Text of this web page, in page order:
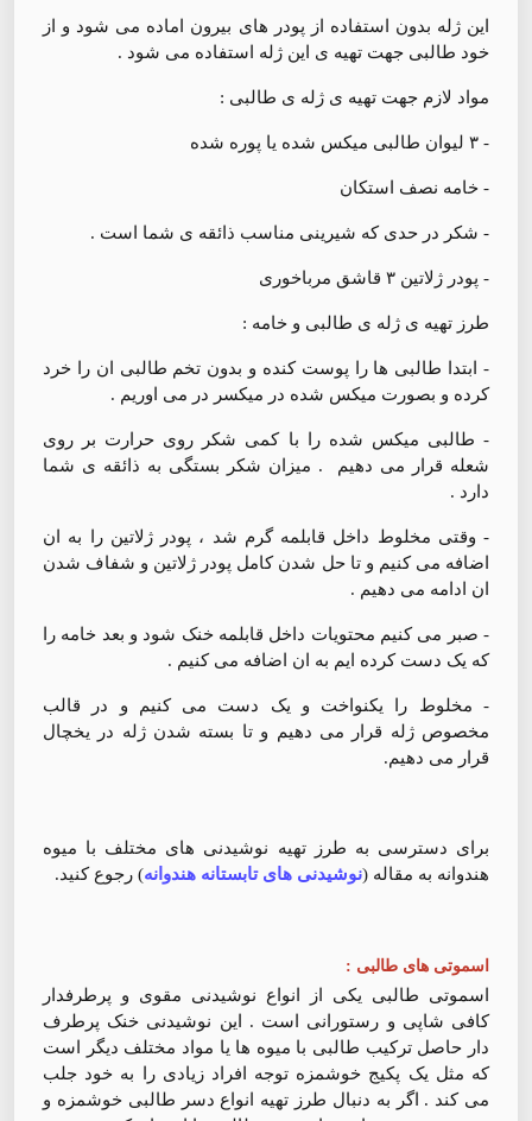
این ژله بدون استفاده از پودر های بیرون اماده می شود و از
خود طالبی جهت تهیه ی این ژله استفاده می شود .
مواد لازم جهت تهیه ی ژله ی طالبی :
- ۳ لیوان طالبی میکس شده یا پوره شده
- خامه نصف استکان
- شکر در حدی که شیرینی مناسب ذائقه ی شما است .
- پودر ژلاتین ۳ قاشق مرباخوری
طرز تهیه ی ژله ی طالبی و خامه :
- ابتدا طالبی ها را پوست کنده و بدون تخم طالبی ان را خرد
کرده و بصورت میکس شده در میکسر در می اوریم .
- طالبی میکس شده را با کمی شکر روی حرارت بر روی
شعله قرار می دهیم ‌ . میزان شکر بستگی به ذائقه ی شما
دارد .
- وقتی مخلوط داخل قابلمه گرم شد ، پودر ژلاتین را به ان
اضافه می کنیم و تا حل شدن کامل پودر ژلاتین و شفاف شدن
ان ادامه می دهیم .
- صبر می کنیم محتویات داخل قابلمه خنک شود و بعد خامه را
که یک دست کرده ایم به ان اضافه می کنیم .
- مخلوط را یکنواخت و یک دست می کنیم و در قالب
مخصوص ژله قرار می دهیم و تا بسته شدن ژله در یخچال
قرار می دهیم.
برای دسترسی به طرز تهیه نوشیدنی های مختلف با میوه
هندوانه به مقاله (نوشیدنی های تابستانه هندوانه) رجوع کنید.
اسموتی های طالبی :
اسموتی طالبی یکی از انواع نوشیدنی مقوی و پرطرفدار
کافی شاپی و رستورانی است . این نوشیدنی خنک پرطرف
دار حاصل ترکیب طالبی با میوه ها یا مواد مختلف دیگر است
که مثل یک پکیج خوشمزه توجه افراد زیادی را به خود جلب
می کند . اگر به دنبال طرز تهیه انواع دسر طالبی خوشمزه و